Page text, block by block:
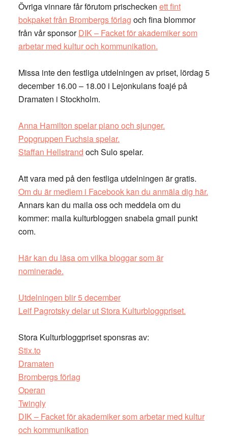
Övriga vinnare får förutom prischecken ett fint
bokpaket från Brombergs förlag och fina blommor
från vår sponsorDIK – Facket för akademiker som
arbetar med kultur och kommunikation.
Missa inte den festliga utdelningen av priset, lördag 5
december 16.00 – 18.00 i Lejonkulans foajé på
Dramaten i Stockholm.
Anna Hamilton spelar piano och sjunger.
Popgruppen Fuchsia spelar.
Staffan Hellstrand och Sulo spelar.
Att vara med på den festliga utdelningen är gratis.
Om du är medlem i Facebook kan du anmäla dig här.
Annars kan du maila oss och meddela om du
kommer: maila kulturbloggen snabela gmail punkt
com.
Här kan du läsa om vilka bloggar som är
nominerade.
Utdelningen blir 5 december
Leif Pagrotsky delar ut Stora Kulturbloggpriset.
Stora Kulturbloggpriset sponsras av:
Stix.to
Dramaten
Brombergs förlag
Operan
Twingly
DIK – Facket för akademiker som arbetar med kultur
och kommunikation